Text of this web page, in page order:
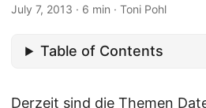
July 7, 2013 · 6 min · Toni Pohl
Table of Contents
Derzeit sind die Themen